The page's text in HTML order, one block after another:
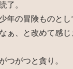
了。
年の冒険ものと
ぁ、と改めて感じ
つがつと貪り。